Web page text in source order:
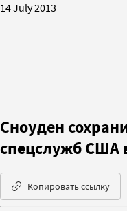
14 July 2013
Сноуден
спецслужб США
Копировать ссылку